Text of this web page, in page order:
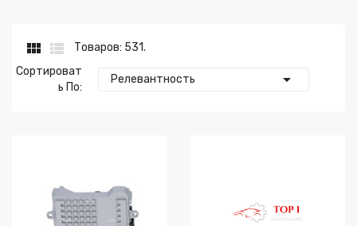
 
Товаров: 531.
Сортироват
Ь По:
Релевантность 